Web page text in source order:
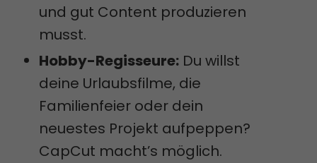
und gut Content produzieren
musst.
Hobby-Regisseure: Du willst
deine Urlaubsfilme, die
Familienfeier oder dein
neuestes Projekt aufpeppen?
CapCut macht’s möglich.